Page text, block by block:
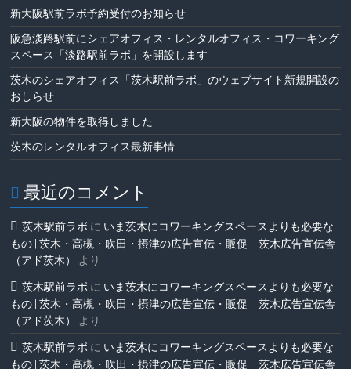
新大阪駅前ラボ予約受付のお知らせ
阪急淡路駅前にシェアオフィス・レンタルオフィス・コワーキング
スペース「淡路駅前ラボ」を開設します
茨木のシェアオフィス「茨木駅前ラボ」のウェブサイト新規開設の
おしらせ
新大阪の物件を取得しました
茨木のレンタルオフィス最新事情
最近のコメント
茨木駅前ラボ に いま茨木にコワーキングスペースよりも必要な
もの | 茨木・高槻・吹田・摂津の広告宣伝・販促 茨木広告宣伝舎
（アド茨木）
より
茨木駅前ラボ に いま茨木にコワーキングスペースよりも必要な
もの | 茨木・高槻・吹田・摂津の広告宣伝・販促 茨木広告宣伝舎
（アド茨木）
より
茨木駅前ラボ に いま茨木にコワーキングスペースよりも必要な
もの | 茨木・高槻・吹田・摂津の広告宣伝・販促 茨木広告宣伝舎